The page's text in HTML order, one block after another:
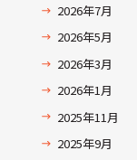
2026年7月
2026年5月
2026年3月
2026年1月
2025年11月
2025年9月